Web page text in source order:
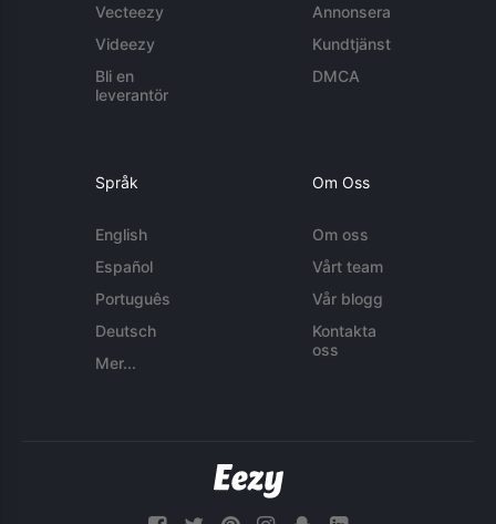
Vecteezy
Videezy
Bli en
leverantör
Annonsera
Kundtjänst
DMCA
Språk
English
Español
Português
Deutsch
Mer...
Om Oss
Om oss
Vårt team
Vår blogg
Kontakta
oss